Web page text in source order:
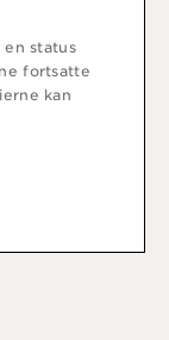
en status
fortsatte
kan